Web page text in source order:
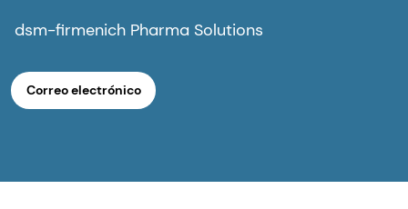
dsm-firmenich Pharma Solutions
Correo electrónico